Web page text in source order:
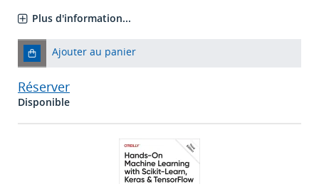
Plus d'information...
Ajouter au panier
Réserver
Disponible